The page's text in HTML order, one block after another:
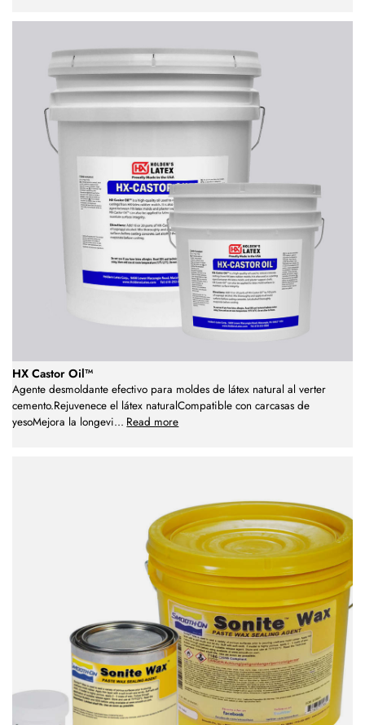
HX Castor Oil™
Agente desmoldante efectivo para moldes de látex natural al verter
cemento.Rejuvenece el látex naturalCompatible con carcasas de
yesoMejora la longevi... Read more